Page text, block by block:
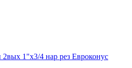
1"х3/4 нар рез Евроконус